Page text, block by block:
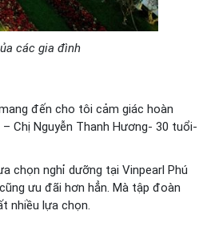
các gia đình
đến cho tôi cảm giác hoàn
Chị Nguyễn Thanh Hương- 30 tuổi-
chọn nghỉ dưỡng tại Vinpearl Phú
ưu đãi hơn hẳn. Mà tập đoàn
nhiều lựa chọn.